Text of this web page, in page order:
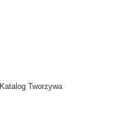
Katalog Tworzywa